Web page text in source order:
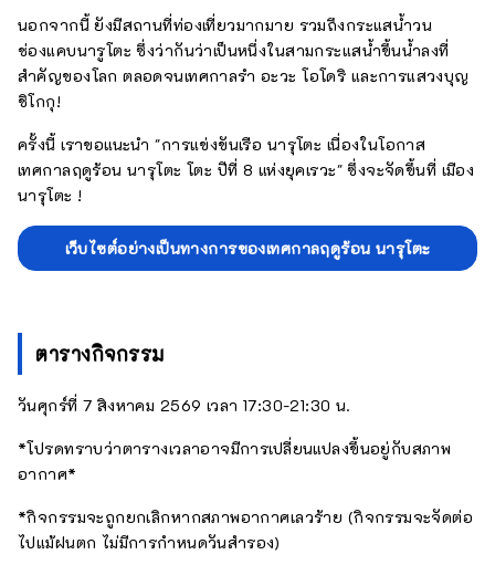
นอกจากนี้ ยังมีสถานที่ท่องเที่ยวมากมาย รวมถึงกระแสน้ำวน
ช่องแคบนารูโตะ ซึ่งว่ากันว่าเป็นหนึ่งในสามกระแสน้ำขึ้นน้ำลงที่
สำคัญของโลก ตลอดจนเทศกาลรำ อะวะ โอโดริ และการแสวงบุญ
ชิโกกุ!
ครั้งนี้ เราขอแนะนำ "การแข่งขันเรือ นารุโตะ เนื่องในโอกาส
เทศกาลฤดูร้อน นารุโตะ โตะ ปีที่ 8 แห่งยุคเรวะ" ซึ่งจะจัดขึ้นที่ เมือง
นารุโตะ !
เว็บไซต์อย่างเป็นทางการของเทศกาลฤดูร้อน นารุโตะ
ตารางกิจกรรม
วันศุกร์ที่ 7 สิงหาคม 2569 เวลา 17:30-21:30 น.
*โปรดทราบว่าตารางเวลาอาจมีการเปลี่ยนแปลงขึ้นอยู่กับสภาพ
อากาศ*
*กิจกรรมจะถูกยกเลิกหากสภาพอากาศเลวร้าย (กิจกรรมจะจัดต่อ
ไปแม้ฝนตก ไม่มีการกำหนดวันสำรอง)